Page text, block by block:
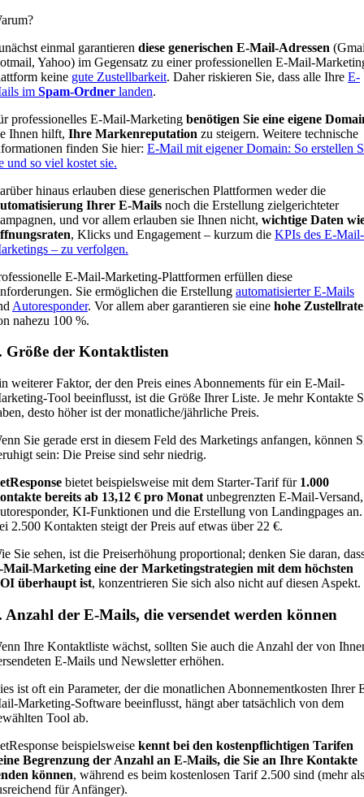
einmal garantieren diese generischen E-Mail-Adressen
Yahoo) im Gegensatz zu einer professionellen E-Mail-
keine gute Zustellbarkeit. Daher riskieren Sie, dass alle Ihre E-
im Spam-Ordner landen.
professionelles E-Mail-Marketing benötigen Sie eine eigene
Ihnen hilft, Ihre Markenreputation zu steigern. Weitere technische
finden Sie hier: E-Mail mit eigener Domain: So erstellen
und so viel kostet sie.
hinaus erlauben diese generischen Plattformen weder die
Ihrer E-Mails noch die Erstellung zielgerichteter
und vor allem erlauben sie Ihnen nicht, wichtige Daten
, Klicks und Engagement – ​​kurzum die KPIs des E-Mail-
– zu verfolgen.
E-Mail-Marketing-Plattformen erfüllen diese
Sie ermöglichen die Erstellung automatisierter E-Mails
Autoresponder. Vor allem aber garantieren sie eine hohe Zustellrate
nahezu 100 %.
Größe der Kontaktlisten
weiterer Faktor, der den Preis eines Abonnements für ein E-Mail-
Tool beeinflusst, ist die Größe Ihrer Liste. Je mehr Kontakte
desto höher ist der monatliche/jährliche Preis.
Sie gerade erst in diesem Feld des Marketings anfangen, können
sein: Die Preise sind sehr niedrig.
bietet beispielsweise mit dem Starter-Tarif für 1.000
bereits ab 13,12 € pro Monat unbegrenzten E-Mail-Versand,
KI-Funktionen und die Erstellung von Landingpages an.
2.500 Kontakten steigt der Preis auf etwas über 22 €.
Sie sehen, ist die Preiserhöhung proportional; denken Sie daran,
Mail-Marketing eine der Marketingstrategien mit dem höchsten
überhaupt ist, konzentrieren Sie sich also nicht auf diesen Aspekt.
Anzahl der E-Mails, die versendet werden können
Ihre Kontaktliste wächst, sollten Sie auch die Anzahl der von
E-Mails und Newsletter erhöhen.
ist oft ein Parameter, der die monatlichen Abonnementkosten Ihrer
Marketing-Software beeinflusst, hängt aber tatsächlich von dem
Tool ab.
beispielsweise kennt bei den kostenpflichtigen Tarifen
Begrenzung der Anzahl an E-Mails, die Sie an Ihre Kontakte
können, während es beim kostenlosen Tarif 2.500 sind (mehr als
für Anfänger).